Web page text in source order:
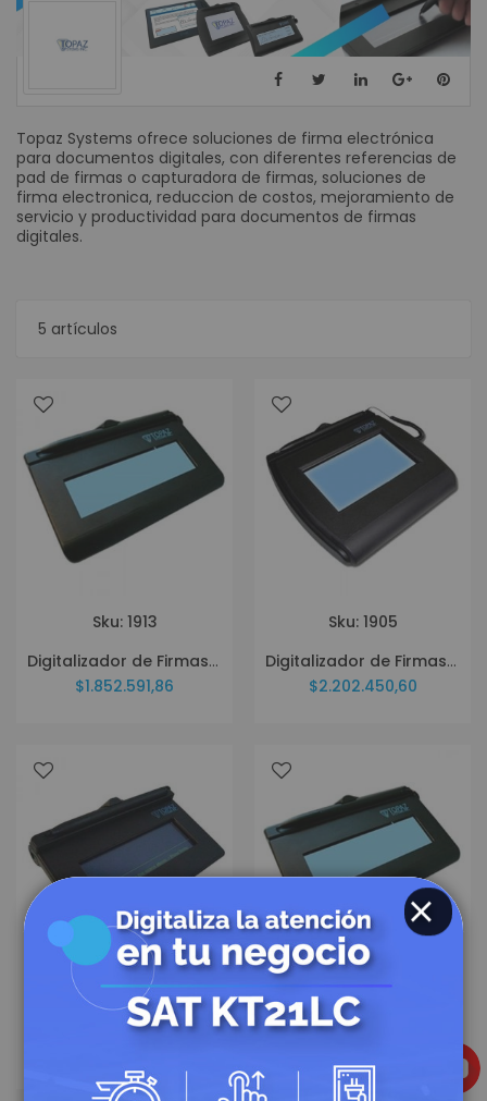
Topaz Systems ofrece soluciones de firma electrónica
para documentos digitales, con diferentes referencias de
pad de firmas o capturadora de firmas, soluciones de
firma electronica, reduccion de costos, mejoramiento de
servicio y productividad para documentos de firmas
digitales.
5 artículos
Sku: 1913
Digitalizador de Firmas Topaz T LBK460 HSB R Siglite
$1.852.591,86
Sku: 1905
Digitalizador de Firmas Topaz T LBK750 BHSB R Siglite
$2.202.450,60
Sku: 4017
Digitalizador de Firmas Topaz T S460 HSB R Siglite
Sku: 1914
Digitalizador de Firmas Topaz T S461 HSB R Siglite Slim
CLOSE